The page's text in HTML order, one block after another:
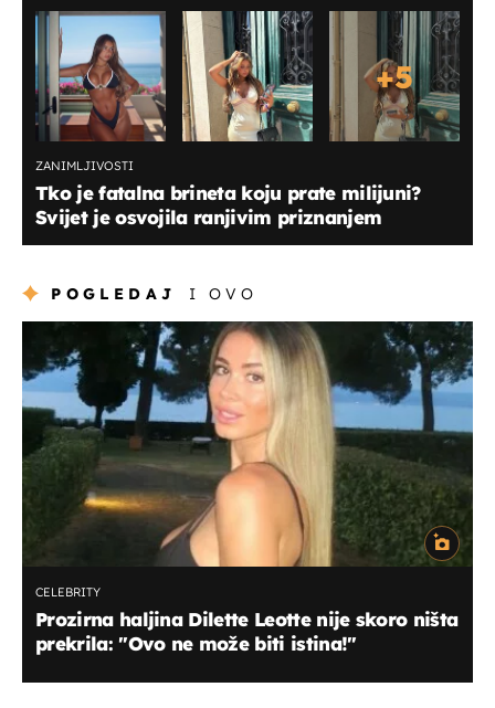
+5
ZANIMLJIVOSTI
Tko je fatalna brineta koju prate milijuni?
Svijet je osvojila ranjivim priznanjem
POGLEDAJ I OVO
CELEBRITY
Prozirna haljina Dilette Leotte nije skoro ništa
prekrila: "Ovo ne može biti istina!"